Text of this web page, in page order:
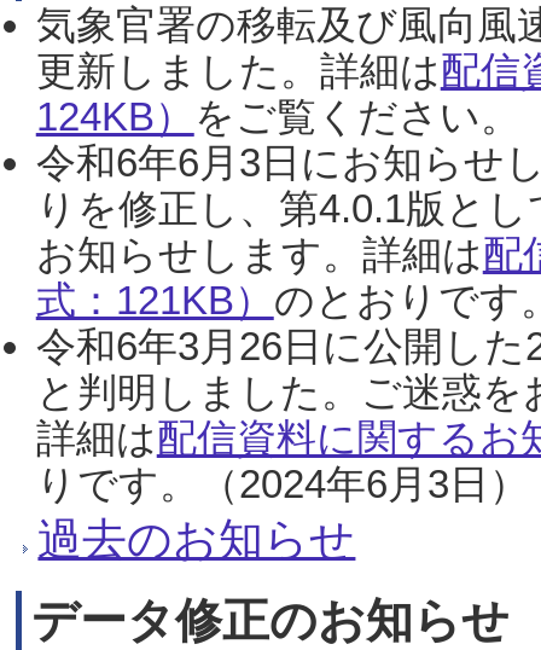
気象官署の移転及び風向風
更新しました。詳細は配信
124KB） をご覧ください。
令和6年6月3日にお知らせ
りを修正し、第4.0.1版と
お知らせします。詳細は配
式：121KB） のとおりです
令和6年3月26日に公開し
と判明しました。ご迷惑
詳細は配信資料に関するお
りです。（2024年6月3日）
過去のお知らせ
データ修正のお知らせ